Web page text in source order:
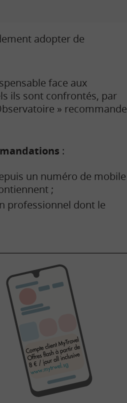
adopter de
face aux
ils sont confrontés, par
» recommande
:
un numéro de mobile
;
professionnel dont le